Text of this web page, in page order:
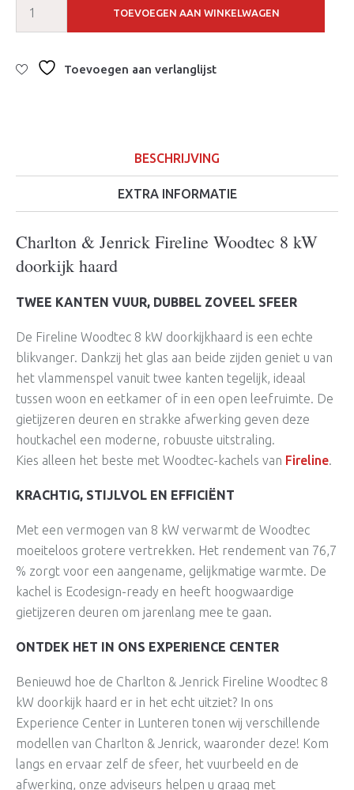
TOEVOEGEN AAN WINKELWAGEN
Toevoegen aan verlanglijst
BESCHRIJVING
EXTRA INFORMATIE
Charlton & Jenrick Fireline Woodtec 8 kW
doorkijk haard
TWEE KANTEN VUUR, DUBBEL ZOVEEL SFEER
De Fireline Woodtec 8 kW doorkijkhaard is een echte
blikvanger. Dankzij het glas aan beide zijden geniet u van
het vlammenspel vanuit twee kanten tegelijk, ideaal
tussen woon en eetkamer of in een open leefruimte. De
gietijzeren deuren en strakke afwerking geven deze
houtkachel een moderne, robuuste uitstraling.
Kies alleen het beste met Woodtec-kachels van Fireline.
KRACHTIG, STIJLVOL EN EFFICIËNT
Met een vermogen van 8 kW verwarmt de Woodtec
moeiteloos grotere vertrekken. Het rendement van 76,7
% zorgt voor een aangename, gelijkmatige warmte. De
kachel is Ecodesign-ready en heeft hoogwaardige
gietijzeren deuren om jarenlang mee te gaan.
ONTDEK HET IN ONS EXPERIENCE CENTER
Benieuwd hoe de Charlton & Jenrick Fireline Woodtec 8
kW doorkijk haard er in het echt uitziet? In ons
Experience Center in Lunteren tonen wij verschillende
modellen van Charlton & Jenrick, waaronder deze! Kom
langs en ervaar zelf de sfeer, het vuurbeeld en de
afwerking, onze adviseurs helpen u graag met